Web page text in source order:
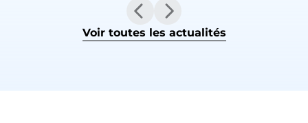
Voir toutes les actualités